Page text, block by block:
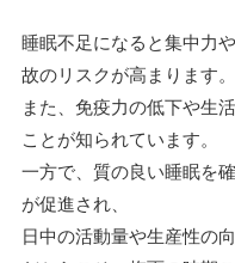
睡眠不足になると集中力
故のリスクが高まります。
また、免疫力の低下や生
ことが知られています。
一方で、質の良い睡眠を
が促進され、
日中の活動量や生産性の